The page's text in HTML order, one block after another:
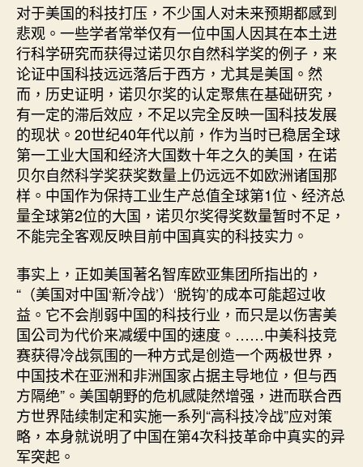
对于美国的科技打压，不少国人对未来预期都感到
悲观。一些学者常举仅有一位中国人因其在本土进
行科学研究而获得过诺贝尔自然科学奖的例子，来
论证中国科技远远落后于西方，尤其是美国。然
而，历史证明，诺贝尔奖的认定聚焦在基础研究，
有一定的滞后效应，不足以完全反映一国科技发展
的现状。20世纪40年代以前，作为当时已稳居全球
第一工业大国和经济大国数十年之久的美国，在诺
贝尔自然科学奖获奖数量上仍远远不如欧洲诸国那
样。中国作为保持工业生产总值全球第1位、经济总
量全球第2位的大国，诺贝尔奖得奖数量暂时不足，
不能完全客观反映目前中国真实的科技实力。
事实上，正如美国著名智库欧亚集团所指出的，
“（美国对中国‘新冷战’）‘脱钩’的成本可能超过收
益。它不会削弱中国的科技行业，而只是以伤害美
国公司为代价来减缓中国的速度。……中美科技竞
赛获得冷战氛围的一种方式是创造一个两极世界，
中国技术在亚洲和非洲国家占据主导地位，但与西
方隔绝”。美国朝野的危机感陡然增强，进而联合西
方世界陆续制定和实施一系列“高科技冷战”应对策
略，本身就说明了中国在第4次科技革命中真实的异
军突起。